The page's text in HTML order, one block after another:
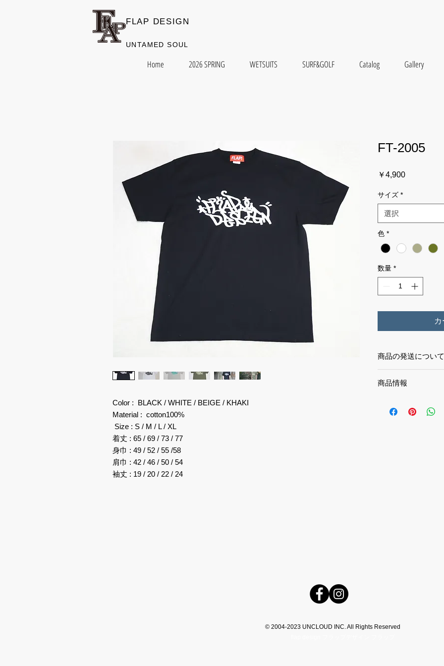
FLAP DESIGN
​UNTAMED SOUL
Home 2026 SPRING WETSUITS SURF&GOLF Catalog Gallery
Color : BLACK / WHITE / BEIGE / KHAKI
Material : cotton100%
Size : S / M / L / XL
着丈 : 65 / 69 / 73 / 77
身巾 : 49 / 52 / 55 /58
肩巾 : 42 / 46 / 50 / 54
袖丈 : 19 / 20 / 22 / 24
FT-2005
￥4,900価
サイズ *
選択
色 *
数量 *
商品の発送について
商品情報
スタイルのプリント
© 2004-2023 UNCLOUD INC. All Rights Reserved​